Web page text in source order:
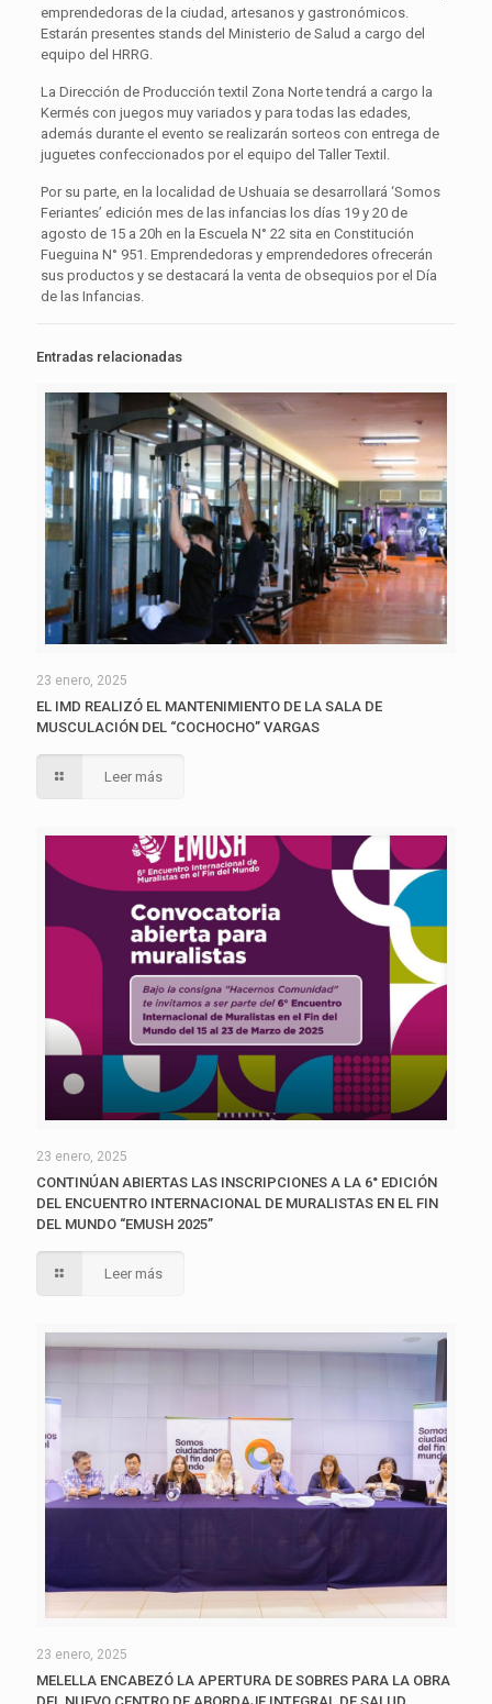
emprendedoras de la ciudad, artesanos y gastronómicos.
Estarán presentes stands del Ministerio de Salud a cargo del
equipo del HRRG.
La Dirección de Producción textil Zona Norte tendrá a cargo la
Kermés con juegos muy variados y para todas las edades,
además durante el evento se realizarán sorteos con entrega de
juguetes confeccionados por el equipo del Taller Textil.
Por su parte, en la localidad de Ushuaia se desarrollará ‘Somos
Feriantes’ edición mes de las infancias los días 19 y 20 de
agosto de 15 a 20h en la Escuela N° 22 sita en Constitución
Fueguina N° 951. Emprendedoras y emprendedores ofrecerán
sus productos y se destacará la venta de obsequios por el Día
de las Infancias.
Entradas relacionadas
23 enero, 2025
EL IMD REALIZÓ EL MANTENIMIENTO DE LA SALA DE
MUSCULACIÓN DEL “COCHOCHO” VARGAS
Leer más
23 enero, 2025
CONTINÚAN ABIERTAS LAS INSCRIPCIONES A LA 6° EDICIÓN
DEL ENCUENTRO INTERNACIONAL DE MURALISTAS EN EL FIN
DEL MUNDO “EMUSH 2025”
Leer más
23 enero, 2025
MELELLA ENCABEZÓ LA APERTURA DE SOBRES PARA LA OBRA